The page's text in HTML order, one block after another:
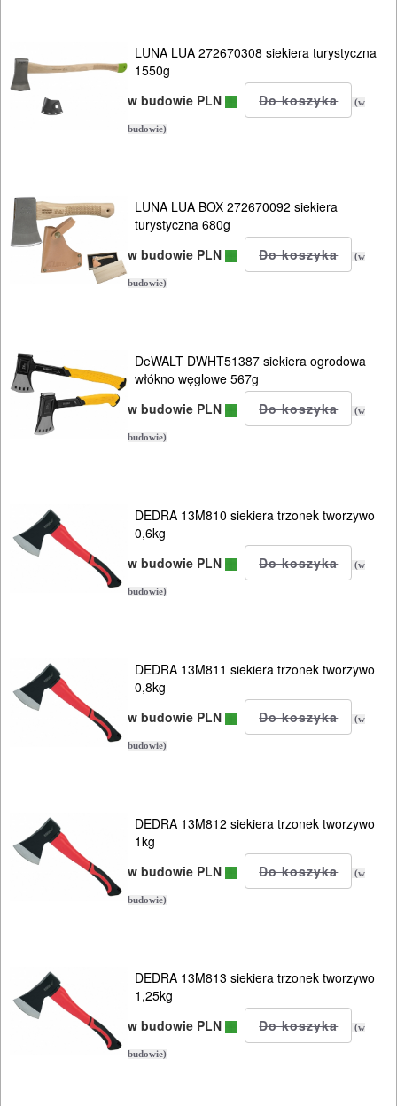
I
OSPRZĘT
HYDRAULICZNE
PALNIKI
PNEUMATYCZNE
AKCESORIA
SPAWALNICTWO
URZĄDZENIA
ROZRUCHOWE
OSPRZĘT
AGREGATY
PRĄDOWE
ROBOCZA
I
BHP
OGRODNICZE
NARZĘDZIA
PILARKI-
MYJKI
CIŚNIENIOWE
Elektryczne
LUNA LUA 272670308 siekiera turystyczna
1550g
w budowie PLN
(w
budowie)
LUNA LUA BOX 272670092 siekiera
turystyczna 680g
w budowie PLN
(w
budowie)
DeWALT DWHT51387 siekiera ogrodowa
włókno węglowe 567g
w budowie PLN
(w
budowie)
DEDRA 13M810 siekiera trzonek tworzywo
0,6kg
w budowie PLN
(w
budowie)
DEDRA 13M811 siekiera trzonek tworzywo
0,8kg
w budowie PLN
(w
budowie)
DEDRA 13M812 siekiera trzonek tworzywo
1kg
w budowie PLN
(w
budowie)
DEDRA 13M813 siekiera trzonek tworzywo
1,25kg
w budowie PLN
(w
budowie)